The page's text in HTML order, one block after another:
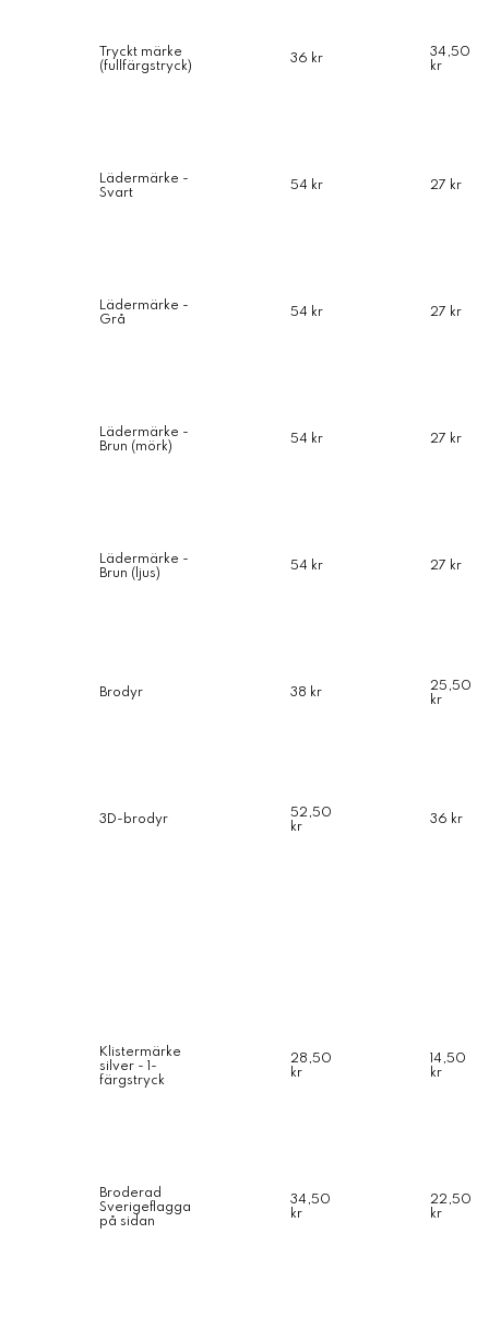
Tryckt märke
(fullfärgstryck)
36 kr
34,50
kr
Lädermärke -
Svart
54 kr 27 kr
Lädermärke -
Grå
54 kr 27 kr
Lädermärke -
Brun (mörk)
54 kr 27 kr
Lädermärke -
Brun (ljus)
54 kr 27 kr
Brodyr 38 kr
25,50
kr
3D-brodyr
52,50
kr
36 kr
Klistermärke
silver - 1-
färgstryck
28,50
kr
14,50
kr
Broderad
Sverigeflagga
på sidan
34,50
kr
22,50
kr